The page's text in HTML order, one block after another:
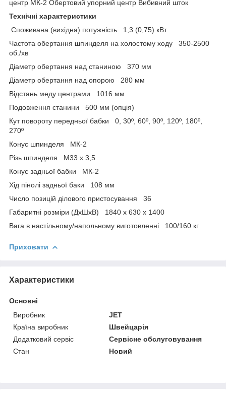
центр МК-2 Обертовий упорний центр Вибивний шток
Технічні характеристики
Споживана (вихідна) потужність 1,3 (0,75) кВт
Частота обертання шпинделя на холостому ходу 350-2500
об./хв
Діаметр обертання над станиною 370 мм
Діаметр обертання над опорою 280 мм
Відстань меду центрами 1016 мм
Подовження станини 500 мм (опція)
Кут повороту передньої бабки 0, 30º, 60º, 90º, 120º, 180º,
270º
Конус шпинделя МК-2
Різь шпинделя М33 х 3,5
Конус задньої бабки МК-2
Хід пінолі задньої баки 108 мм
Число позицій ділового пристосування 36
Габаритні розміри (ДхШхВ) 1840 х 630 х 1400
Вага в настільному/напольному виготовленні 100/160 кг
Приховати
Характеристики
Основні
Виробник
JET
Країна виробник
Швейцарія
Додатковий сервіс
Сервісне обслуговування
Стан
Новий